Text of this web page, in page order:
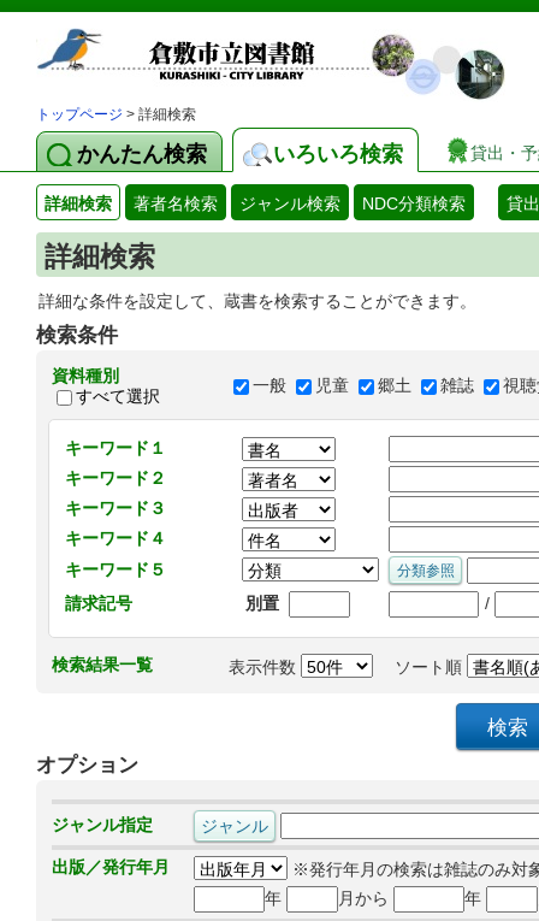
トップページ > 詳細検索
かんたん検索 いろいろ検索 貸出・
詳細検索 著者名検索 ジャンル検索 NDC分類検索 貸
詳細検索
詳細な条件を設定して、蔵書を検索することができます。
検索条件
資料種別
すべて選択
一般 児童 郷土 雑誌 視
キーワード１
キーワード２
キーワード３
キーワード４
キーワード５
請求記号
別置 /
検索結果一覧 表示件数 ソート順
オプション
ジャンル指定
出版／発行年月
※発行年月の検索は雑誌のみ対
年
月から 年